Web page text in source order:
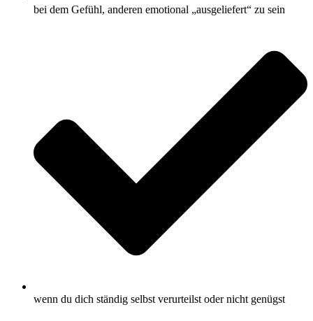
bei dem Gefühl, anderen emotional „ausgeliefert“ zu sein
wenn du dich ständig selbst verurteilst oder nicht genügst